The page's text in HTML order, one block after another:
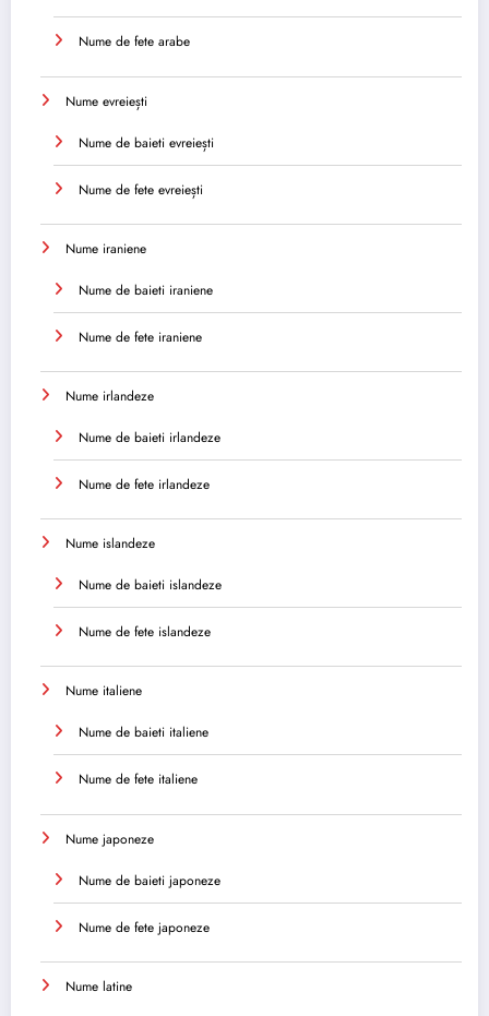
Nume de fete arabe
Nume evreiești
Nume de baieti evreiești
Nume de fete evreiești
Nume iraniene
Nume de baieti iraniene
Nume de fete iraniene
Nume irlandeze
Nume de baieti irlandeze
Nume de fete irlandeze
Nume islandeze
Nume de baieti islandeze
Nume de fete islandeze
Nume italiene
Nume de baieti italiene
Nume de fete italiene
Nume japoneze
Nume de baieti japoneze
Nume de fete japoneze
Nume latine